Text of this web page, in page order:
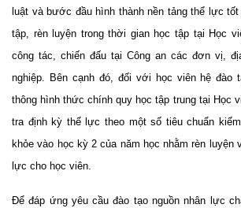
luật và bước đầu hình thành nền tảng thể lực
tập, rèn luyện trong thời gian học tập tại Học
công tác, chiến đấu tại Công an các đơn vị,
nghiệp . Bên cạnh đó, đối với học viênhệ đào
thông hình thức chính quy họctập trung tại Học
tra định kỳ thể lực theo một số tiêu chuẩn
khỏe vào học kỳ 2của năm học nhằm rèn luyện
lực cho học viên.
Để đáp ứng yêu cầu đào tạo nguồn nhân lực